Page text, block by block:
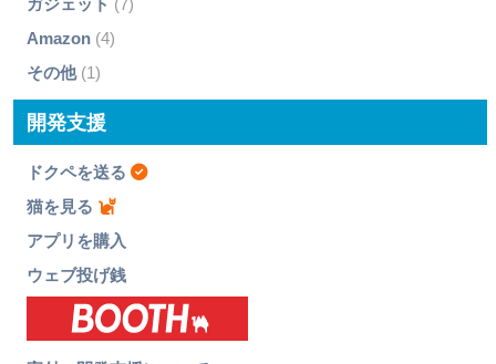
ガジェット (7)
Amazon(4)
その他(1)
開発支援
ドクペを送る
猫を見る
アプリを購入
ウェブ投げ銭